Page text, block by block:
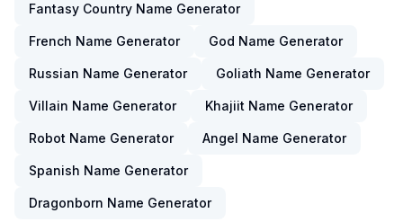
Fantasy Country Name Generator
French Name Generator God Name Generator
Russian Name Generator Goliath Name Generator
Villain Name Generator Khajiit Name Generator
Robot Name Generator Angel Name Generator
Spanish Name Generator
Dragonborn Name Generator